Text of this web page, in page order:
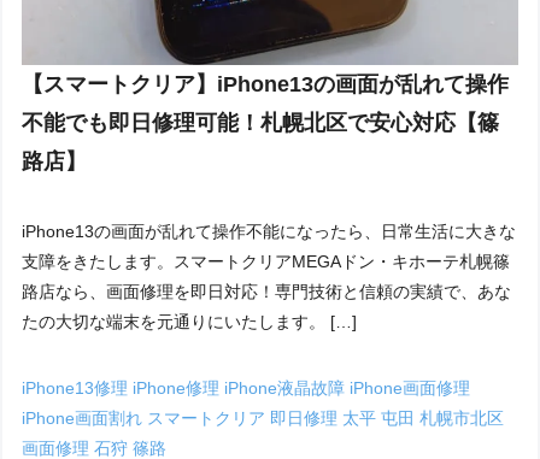
【スマートクリア】iPhone13の画面が乱れて操作
不能でも即日修理可能！札幌北区で安心対応【篠
路店】
iPhone13の画面が乱れて操作不能になったら、日常生活に大きな
支障をきたします。スマートクリアMEGAドン・キホーテ札幌篠
路店なら、画面修理を即日対応！専門技術と信頼の実績で、あな
たの大切な端末を元通りにいたします。 […]
iPhone13修理 iPhone修理 iPhone液晶故障 iPhone画面修理
iPhone画面割れ スマートクリア 即日修理 太平屯田札幌市北区
画面修理石狩篠路